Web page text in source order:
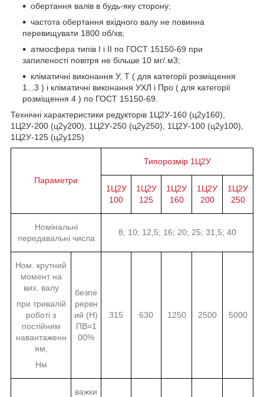
обертання валів в будь-яку сторону;
частота обертання вхідного валу не повинна
перевищувати 1800 об/хв;
атмосфера типів I і II по ГОСТ 15150-69 при
запиленості повітря не більше 10 мг/.м3;
кліматичні виконання У, Т ( для категорії розміщення
1...3 ) і кліматичні виконання УХЛ і Про ( для категорії
розміщення 4 ) по ГОСТ 15150-69.
Технічні характеристики редукторів 1Ц2У-160 (ц2у160),
1Ц2У-200 (ц2у200), 1Ц2У-250 (ц2у250), 1Ц2У-100 (ц2у100),
1Ц2У-125 (ц2у125)
Параметри
Типорозмір 1Ц2У
1Ц2У
100
1Ц2У
125
1Ц2У
160
1Ц2У
200
1Ц2У
250
Номінальні
передавальні числа
8; 10; 12,5; 16; 20; 25; 31,5; 40
Ном. крутний
момент на
вих. валу
при тривалій
роботі з
постійним
навантаженн
ям,
Нм
безпе
рервн
ий (Н)
ПВ=1
00%
315 630 1250 2500 5000
важки